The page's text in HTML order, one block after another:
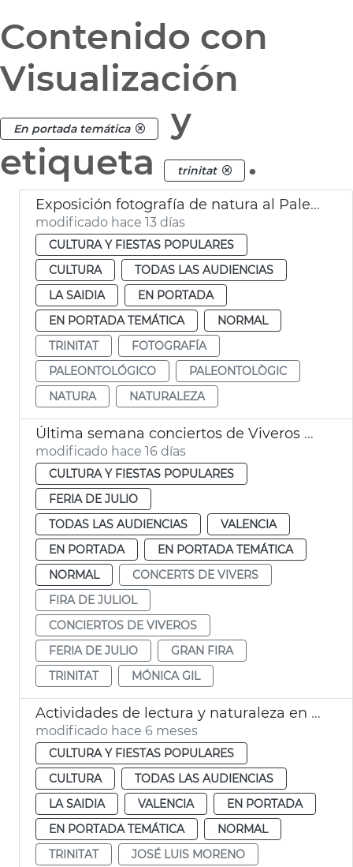
Contenido con
Visualización
En portada temática
y
etiqueta
trinitat .
Exposición fotografía de natura al Paleontológico València
modificado hace 13 días
CULTURA Y FIESTAS POPULARES
CULTURA
TODAS LAS AUDIENCIAS
LA SAIDIA
EN PORTADA
EN PORTADA TEMÁTICA
NORMAL
TRINITAT
FOTOGRAFÍA
PALEONTOLÓGICO
PALEONTOLÒGIC
NATURA
NATURALEZA
Última semana conciertos de Viveros València
modificado hace 16 días
CULTURA Y FIESTAS POPULARES
FERIA DE JULIO
TODAS LAS AUDIENCIAS
VALENCIA
EN PORTADA
EN PORTADA TEMÁTICA
NORMAL
CONCERTS DE VIVERS
FIRA DE JULIOL
CONCIERTOS DE VIVEROS
FERIA DE JULIO
GRAN FIRA
TRINITAT
MÓNICA GIL
Actividades de lectura y naturaleza en la Biblioteca de Viveros València
modificado hace 6 meses
CULTURA Y FIESTAS POPULARES
CULTURA
TODAS LAS AUDIENCIAS
LA SAIDIA
VALENCIA
EN PORTADA
EN PORTADA TEMÁTICA
NORMAL
TRINITAT
JOSÉ LUIS MORENO